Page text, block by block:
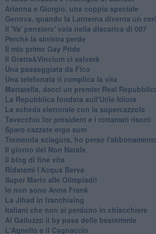
Arianna e Giorgio, una coppia speciale
Genova, quando la Lanterna diventa un
Il 'Va' pensiero' vola nella discarica di 007
Perchè la sinistra perde
Il mio primo Gay Pride
Il Gratta&Vincium ci salverà
Una passeggiata da Fico
Una telefonata ti complica la vita
Mattarella, dacci un premier Real
La Repubblica fondata sull'Utile Idiota
La scheda elettorale con la supercazzola
Tavecchio for president e i rottamati risorti
Sparo cazzate ergo sum
Tremenda sciagura, ho perso
Il giorno del Non Natale
Il blog di fine vita
​Ridatemi l’Acqua Berva
Super Mario alle Olimpiadi!
Io non sono Anna Frank
​La Jihad in franchising
Italiani che non si perdono in chiacchiere
Al Galluzzo il by pass delle bestemmie
L'Agnello e il Cagnaccio